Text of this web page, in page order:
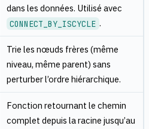
dans les données. Utilisé avec
CONNECT_BY_ISCYCLE .
Trie les nœuds frères (même
niveau, même parent) sans
perturber l’ordre hiérarchique.
Fonction retournant le chemin
complet depuis la racine jusqu’au